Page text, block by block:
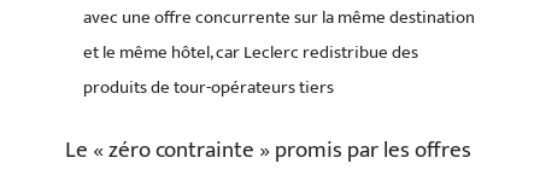
avec une offre concurrente sur la même destination
et le même hôtel, car Leclerc redistribue des
produits de tour-opérateurs tiers
Le « zéro contrainte » promis par les offres